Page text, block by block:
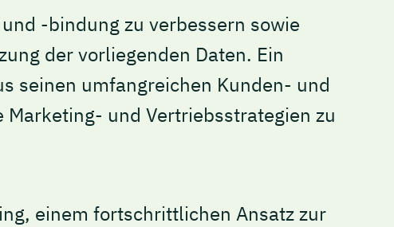
-bindung zu verbessern sowie
der vorliegenden Daten. Ein
seinen umfangreichen Kunden- und
und Vertriebsstrategien zu
einem fortschrittlichen Ansatz zur